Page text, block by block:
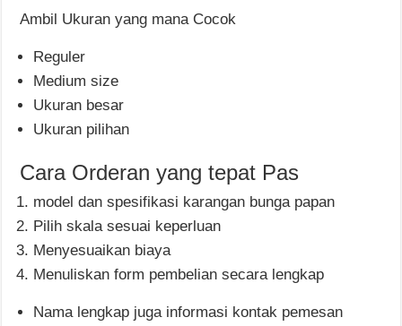
Ambil Ukuran yang mana Cocok
Reguler
Medium size
Ukuran besar
Ukuran pilihan
Cara Orderan yang tepat Pas
model dan spesifikasi karangan bunga papan
Pilih skala sesuai keperluan
Menyesuaikan biaya
Menuliskan form pembelian secara lengkap
Nama lengkap juga informasi kontak pemesan